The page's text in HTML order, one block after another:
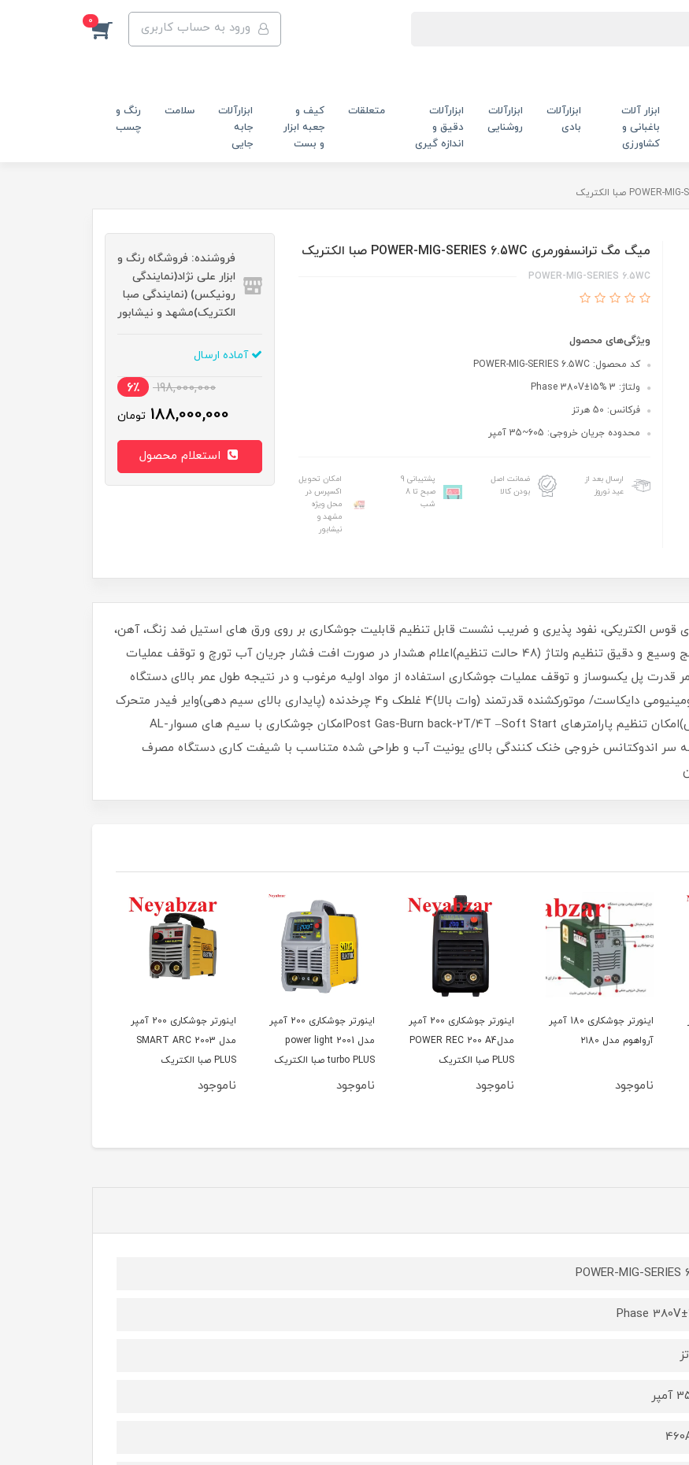
ورود به حساب کاربری 0
ابزار آلات
باغبانی و
کشاورزی
ابزارآلات
بادی
ابزارآلات
روشنایی
ابزارآلات
دقیق و
اندازه گیری
متعلقات
کیف و
جعبه ابزار
و بست
ابزارآلات
جابه
جایی
سلامت
رنگ و
چسب
میگ مگ ترانسفورمری POWER-MIG-SERIES 6.5WC صبا الکتریک
POWER-MIG-SERIES 6.5WC
ویژگی‌های محصول
کد محصول: POWER-MIG-SERIES 6.5WC
ولتاژ: 3 Phase 380V±15%
فرکانس: 50 هرتز
محدوده جریان خروجی: 605~35 آمپر
ارسال بعد از
عید نوروز
ضمانت اصل
بودن کالا
پشتیبانی 9
صبح تا 8
شب
امکان تحویل
اکسپرس در
محل ویژه
مشهد و
نیشابور
فروشنده: فروشگاه رنگ و
ابزار علی نژاد(نمایندگی
رونیکس) (نمایندگی صبا
الکتریک)مشهد و نیشابور
آماده ارسال
198,000,000 6٪
188,000,000 تومان
قوس الکتریکی، نفود پذیری و ضریب نشست قابل تنظیم قابلیت جوشکاری بر روی ورق های استیل ضد زنگ، آهن،
آلومینیوم، لوله و پروفیل در ضخامت های مختلف رنج وسیع و دقیق تنظیم ولتاژ (48 حالت تنظیم)اعلام هشدار در صورت افت فشار جریان آب تورچ و توقف عملیات
قدرت پل یکسوساز و توقف عملیات جوشکاری استفاده از مواد اولیه مرغوب و در نتیجه طول عمر بالای دستگاه
سهولت عیب یابیمجهز به موتور وایرفیدر با قاب آلومینیومی دایکاست/ موتورکشنده قدرتمند (وات بالا)4 غلطک و4 چرخدنده (پایداری بالای سیم دهی)وایر فیدر متحرک
و چرخدار امکان افزایش طول رابط فیدر (طبق سفارش)امکان تنظیم پارامترهای Post Gas-Burn back-2T/4T –Soft Startامکان جوشکاری با سیم های مسوار-AL
سر اندوکتانس خروجی خنک کنندگی بالای یونیت آب و طراحی شده متناسب با شیفت کاری دستگاه مصرف
اینورتر جوشکاری 18۰ آمپر
آرواهوم مدل ۲۱80
ناموجود
اینورتر جوشکاری 200 آمپر
مدلPOWER REC 200 A4
PLUS صبا الکتریک
ناموجود
اینورتر جوشکاری 200 آمپر
مدل power light 2001
turbo PLUS صبا الکتریک
ناموجود
اینورتر جوشکاری 200 آمپر
مدل SMART ARC 2003
PLUS صبا الکتریک
ناموجود
POWER-MIG-SERIES